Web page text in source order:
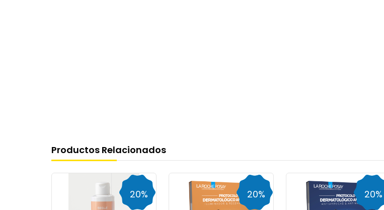
Productos Relacionados
20% 20% 20%